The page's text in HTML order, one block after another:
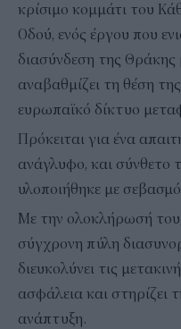
κρίσιμο κομμάτι του
Οδού, ενός έργου που
διασύνδεση της Θράκης
αναβαθμίζει τη θέση
ευρωπαϊκό δίκτυο
Πρόκειται για ένα
ανάγλυφο, και σύνθετο
υλοποιήθηκε με
Με την ολοκλήρωσή του,
σύγχρονη πύλη
διευκολύνει τις
ασφάλεια και στηρίζει
ανάπτυξη.